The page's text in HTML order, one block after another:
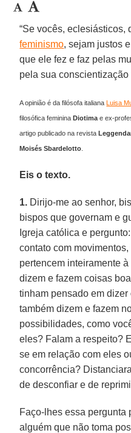
“Se vocês, eclesiásticos,
feminismo, sejam justos
que ele fez e faz pelas
pela sua
A opinião é da filósofa italianaLuisa
filosófica femininaDiotima e ex-
artigo publicado na revista
Moisés Sbardelotto
Eis o texto.
1. Dirijo-me ao senhor,
bispos que governam e
Igreja católica e
contato com
pertencem inteiramente
dizem e fazem coisas
tinham pensado em
também dizem e fazem
possibilidades, como
eles? Falam a respeito?
se em relação com eles
concorrência?
de desconfiar e de
Faço-lhes essa pergunta
alguém que não toma